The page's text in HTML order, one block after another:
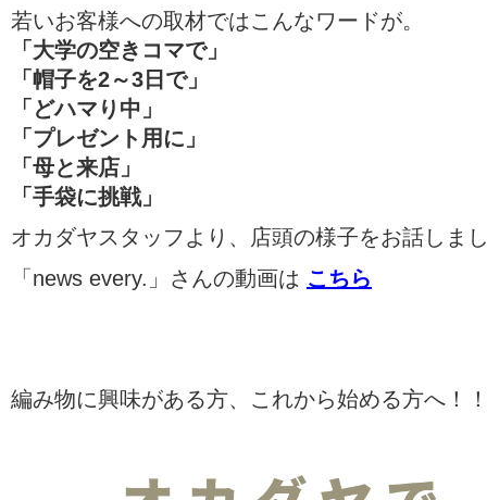
若いお客様への取材ではこんなワードが。
「大学の空きコマで」
「帽子を2～3日で」
「どハマり中」
「プレゼント用に」
「母と来店」
「手袋に挑戦」
オカダヤスタッフより、店頭の様子をお話しま
「news every.」さんの動画は こちら
編み物に興味がある方、これから始める方へ！